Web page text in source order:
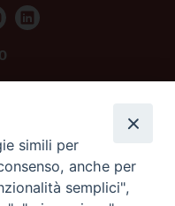
simili per
anche per
semplici",